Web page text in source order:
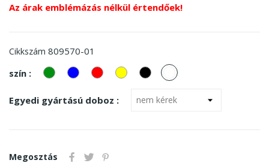
Az árak emblémázás nélkül értendőek!
Cikkszám 809570-01
szín :
zöld kek piros SárgaFeketefehér
Egyedi gyártású doboz :
Megosztás